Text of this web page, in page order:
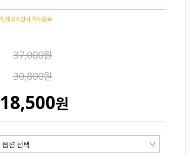
재고소진시 즉시종료
37,000원
30,800원
18,500원